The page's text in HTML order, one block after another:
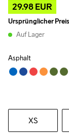
29.98 EUR
Ursprünglicher Preis
Auf Lager
Asphalt
XS